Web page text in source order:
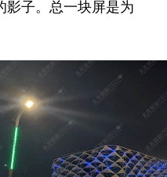
影子。总一块屏是为